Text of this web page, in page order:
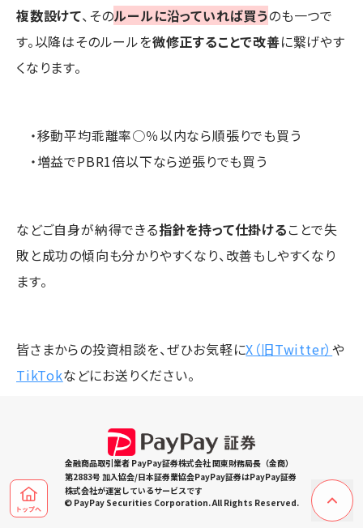
複数設けて、そのルールに沿っていれば買うのも一つで
す。以降はそのルールを微修正することで改善に繋げやす
くなります。
・移動平均乖離率○％以内なら順張りでも買う
・増益でPBR1倍以下なら逆張りでも買う
などご自身が納得できる指針を持って仕掛けることで失
敗と成功の傾向も分かりやすくなり、改善もしやすくなり
ます。
皆さまからの投資相談を、ぜひお気軽にX（旧Twitter）や
TikTokなどにお送りください。
金融商品取引業者 PayPay証券株式会社 関東財務局長（金商）
第2883号 加入協会/日本証券業協会PayPay証券はPayPay証券
株式会社が運営しているサービスです
© PayPay Securities Corporation. All Rights Reserved.